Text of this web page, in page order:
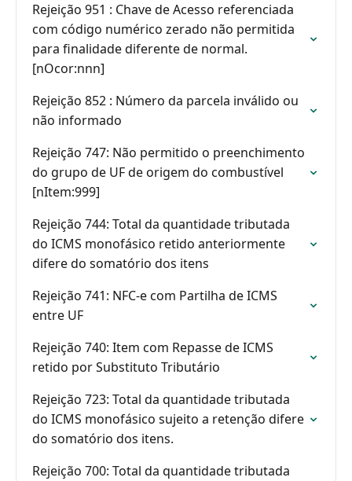
Rejeição 951 : Chave de Acesso referenciada
com código numérico zerado não permitida
para finalidade diferente de normal.
[nOcor:nnn]
Rejeição 852 : Número da parcela inválido ou
não informado
Rejeição 747: Não permitido o preenchimento
do grupo de UF de origem do combustível
[nItem:999]
Rejeição 744: Total da quantidade tributada
do ICMS monofásico retido anteriormente
difere do somatório dos itens
Rejeição 741: NFC-e com Partilha de ICMS
entre UF
Rejeição 740: Item com Repasse de ICMS
retido por Substituto Tributário
Rejeição 723: Total da quantidade tributada
do ICMS monofásico sujeito a retenção difere
do somatório dos itens.
Rejeição 700: Total da quantidade tributada